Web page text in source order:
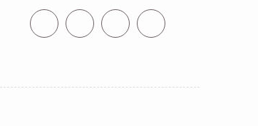
TwitterFacebookVimeo RSS Feed